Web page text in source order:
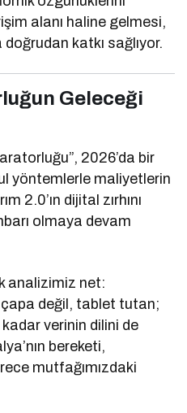
alanı haline gelmesi,
katkı sağlıyor.
Geleceği
2026’da bir
yöntemlerle maliyetlerin
2.0’ın dijital zırhını
olmaya devam
analizimiz net:
değil, tablet tutan;
verinin dilini de
bereketi,
mutfağımızdaki